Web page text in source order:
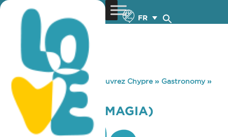
FR
You are here: Home »Découvrez Chypre» Gastronomy»
CLOCK CAFE (TIMAGIA)
CLOCK CAFE (TIMAGIA)